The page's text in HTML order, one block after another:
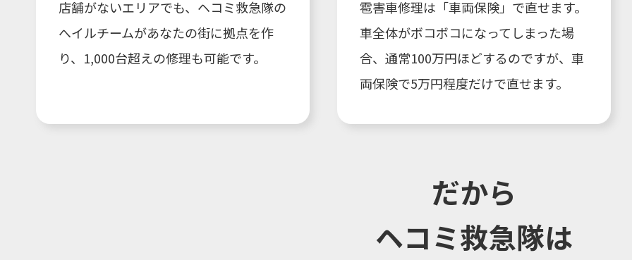
店舗がないエリアでも、ヘコミ救急隊の
へイルチームがあなたの街に拠点を作
り、1,000台超えの修理も可能です。
雹害車修理は「車両保険」で直せます。
車全体がボコボコになってしまった場
合、通常100万円ほどするのですが、車
両保険で5万円程度だけで直せます。
だから
ヘコミ救急隊は